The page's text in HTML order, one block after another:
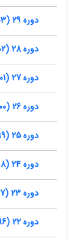
دوره 29 (1403)
دوره 28 (1402)
دوره 27 (1401)
دوره 26 (1400)
دوره 25 (1399)
دوره 24 (1398)
دوره 23 (1397)
دوره 22 (1396)